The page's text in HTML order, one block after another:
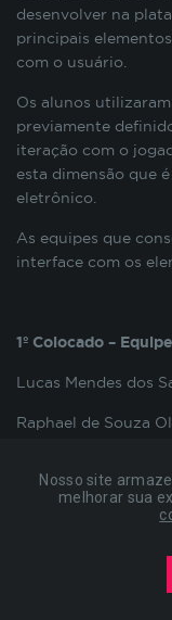
FIAP EMPRESAS
FIAP
ALUN
Nosso site
melhorar sua
desenvolver na
principais
com o usuário.
Os alunos
previamente
iteração com o
esta dimensão que
eletrônico.
As equipes que
interface com os
1º Colocado –
Lucas Mendes dos
Raphael de Souza
2º Colocado –
Estes cookies
são
com a
preenchimento
visitas para a
páginas, entre
configurar seu
cookies,
Estes cookies
compor um
disso, mostrar
outros sites.